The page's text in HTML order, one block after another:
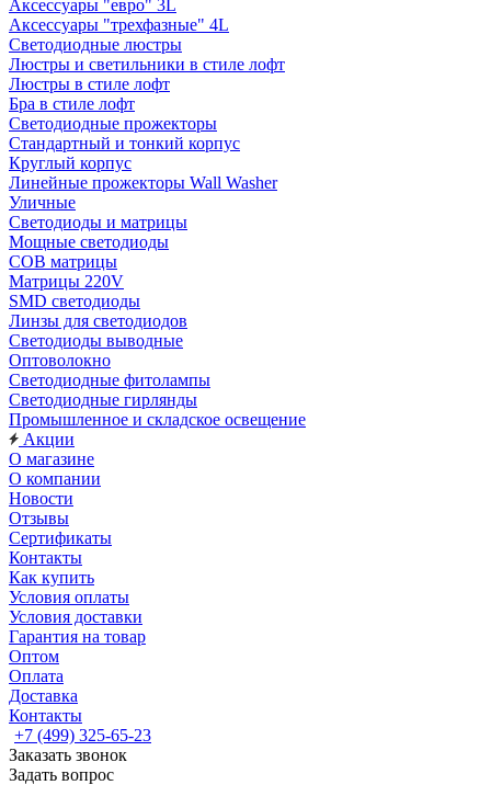
Аксессуары "евро" 3L
Аксессуары "трехфазные" 4L
Светодиодные люстры
Люстры и светильники в стиле лофт
Люстры в стиле лофт
Бра в стиле лофт
Светодиодные прожекторы
Стандартный и тонкий корпус
Круглый корпус
Линейные прожекторы Wall Washer
Уличные
Светодиоды и матрицы
Мощные светодиоды
COB матрицы
Матрицы 220V
SMD светодиоды
Линзы для светодиодов
Светодиоды выводные
Оптоволокно
Светодиодные фитолампы
Светодиодные гирлянды
Промышленное и складское освещение
Акции
О магазине
О компании
Новости
Отзывы
Сертификаты
Контакты
Как купить
Условия оплаты
Условия доставки
Гарантия на товар
Оптом
Оплата
Доставка
Контакты
+7 (499) 325-65-23
Заказать звонок
Задать вопрос